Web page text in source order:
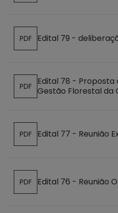
Abre num novo separador
PDF Edital 79 -
Abre num novo separador
PDF
Edital 78 - Proposta
Gestão Florestal da
Abre num novo separador
PDF Edital 77 - Reunião
Abre num novo separador
PDF Edital 76 - Reunião